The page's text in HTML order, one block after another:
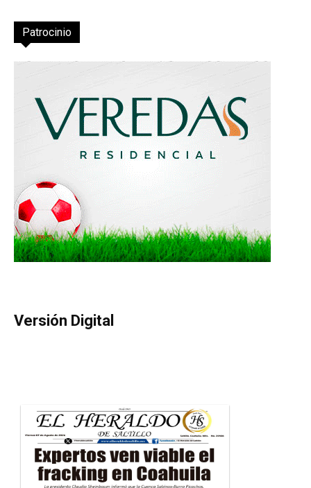
Patrocinio
Versión Digital